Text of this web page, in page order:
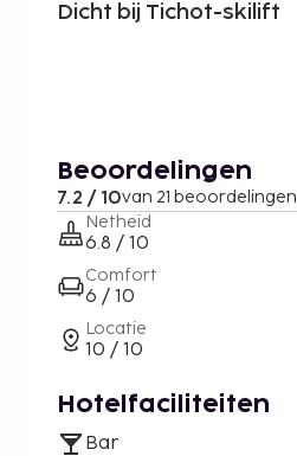
Dicht bij Tichot-skilift
Beoordelingen
7.2 / 10van 21 beoordelingen
Netheid
6.8 / 10
Comfort
6 / 10
Locatie
10 / 10
Hotelfaciliteiten
Bar